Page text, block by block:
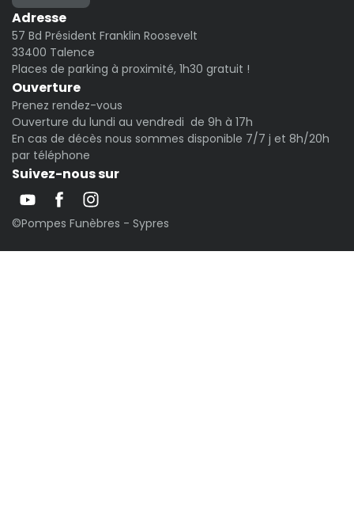
Adresse
57 Bd Président Franklin Roosevelt
33400 Talence
Places de parking à proximité, 1h30 gratuit !
Ouverture
Prenez rendez-vous
Ouverture du lundi au vendredi de 9h à 17h
En cas de décès nous sommes disponible 7/7 j et 8h/20h
par téléphone
Suivez-nous sur
©Pompes Funèbres - Sypres